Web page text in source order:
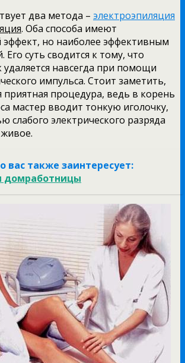
два метода – электроэпиляция
. Оба способа имеют
но наиболее эффективным
Его суть сводится к тому, что
навсегда при помощи
импульса. Стоит заметить,
приятная процедура, ведь в корень
мастер вводит тонкую иголочку,
слабого электрического разряда
вас также заинтересует:
домработницы